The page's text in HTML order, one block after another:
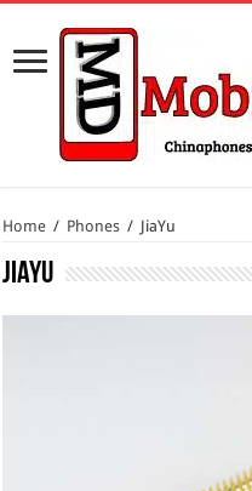
Home / Phones / JiaYu
JiaYu